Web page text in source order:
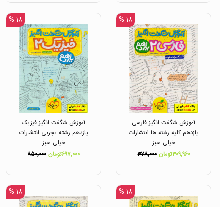
۱۸ %
آموزش شگفت انگیز فارسی
یازدهم کلیه رشته ها انتشارات
خیلی سبز
۳۰۹,۹۶۰تومان
۳۷۸,۰۰۰
۱۸ %
آموزش شگفت انگیز فیزیک
یازدهم رشته تجربی انتشارات
خیلی سبز
۶۹۷,۰۰۰تومان
۸۵۰,۰۰۰
۱۸ % ۱۸ %